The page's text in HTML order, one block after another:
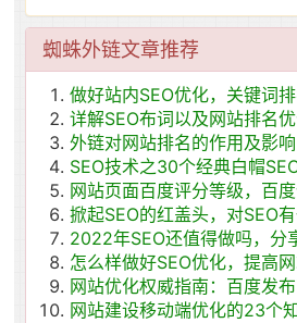
蜘蛛外链文章推荐
做好站内SEO优化，关键词
详解SEO布词以及网站排名
外链对网站排名的作用及影响
SEO技术之30个经典白帽
网站页面百度评分等级，百
掀起SEO的红盖头，对SEO
2022年SEO还值得做吗，分
怎么样做好SEO优化，提高
网站优化权威指南：百度发
网站建设移动端优化的23个